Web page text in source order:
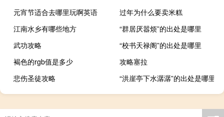
元宵节适合去哪里玩啊英语
过年为什么要卖米糕
江南水乡有哪些地方
“群居厌嚣烦”的出处是哪里
武功攻略
“校书天禄阁”的出处是哪里
褐色的rgb值是多少
攻略塞拉
悲伤圣徒攻略
“洪崖亭下水潺潺”的出处是哪里